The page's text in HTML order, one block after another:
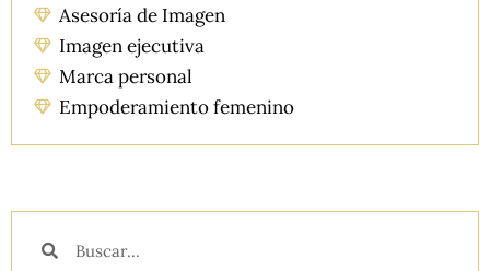
Asesoría de Imagen
Imagen ejecutiva
Marca personal
Empoderamiento femenino